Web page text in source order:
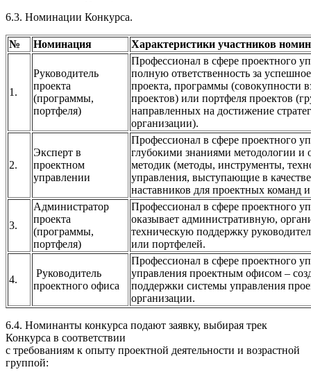
6.3. Номинации Конкурса.
№ Номинация Характеристики участников
1.
Руководитель
проекта
(программы,
портфеля)
Профессионал в сфере проектного
полную ответственность за
проекта, программы (совокупности
проектов) или портфеля проектов
направленных на достижение
организации).
2.
Эксперт в
проектном
управлении
Профессионал в сфере проектного
глубокими знаниями методологии
методик (методы, инструменты,
управления, выступающие в
наставников для проектных команд
3.
Администратор
проекта
(программы,
портфеля)
Профессионал в сфере проектного
оказывает административную,
техническую поддержку
или портфелей.
4.
Руководитель
проектного офиса
Профессионал в сфере проектного
управления проектным офисом –
поддержки системы управления
организации.
6.4. Номинанты конкурса подают заявку, выбирая трек
Конкурса в соответствии
с требованиям к опыту проектной деятельности и возрастной
группой: